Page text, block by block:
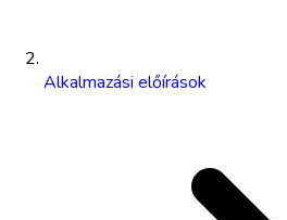
Alkalmazási előírások